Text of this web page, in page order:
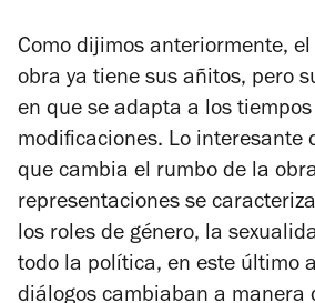
Como dijimos anteriormente, el
obra ya tiene sus añitos, pero
en que se adapta a los
modificaciones. Lo interesante
que cambia el rumbo de la
representaciones se
los roles de género, la
todo la política, en este último
diálogos cambiaban a manera